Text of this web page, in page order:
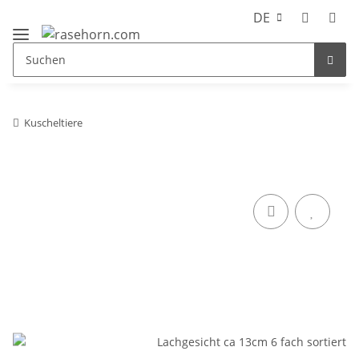
DE
Kuscheltiere